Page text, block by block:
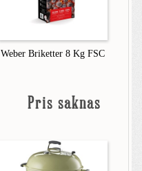
Weber Briketter 8 Kg FSC
Pris saknas